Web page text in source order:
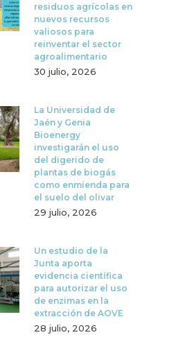
residuos agrícolas en
nuevos recursos
valiosos para
reinventar el sector
agroalimentario
30 julio, 2026
La Universidad de
Jaén y Genia
Bioenergy
investigarán el uso
del digerido de
plantas de biogás
como enmienda para
el suelo del olivar
29 julio, 2026
Un estudio de la
Junta aporta
evidencia científica
para autorizar el uso
de enzimas en la
extracción de AOVE
28 julio, 2026